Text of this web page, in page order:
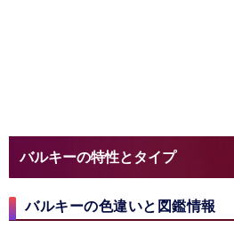
バルキーの特性とタイプ
バルキーの色違いと図鑑情報